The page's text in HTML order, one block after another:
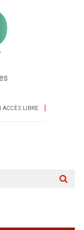
ACCÈS LIBRE